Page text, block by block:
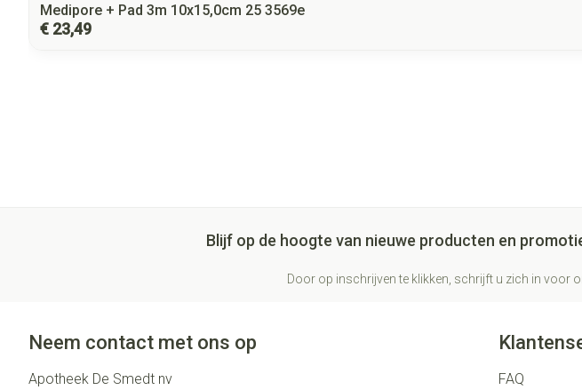
Medipore + Pad 3m 10x15,0cm 25 3569e
€ 23,49
Blijf op de hoogte van nieuwe producten en
Door op inschrijven te klikken, schrijft u zich in voor
Neem contact met ons op
Apotheek De Smedt nv
FAQ